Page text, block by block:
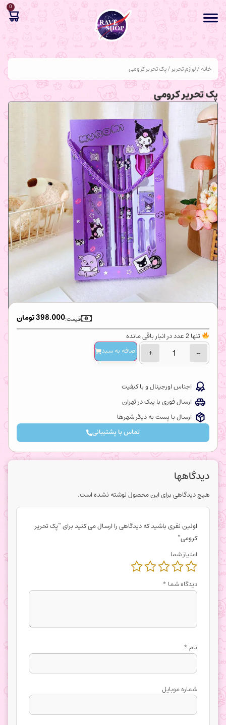
0
خانه/لوازم تحریر/ پک تحریر کرومی
پک تحریر کرومی
398.000تومان قیمت:
تنها 2 عدد در انبار باقی مانده
−
+ اضافه‌ به سبد
اجناس اورجینال و با کیفیت
ارسال فوری با پیک در تهران
ارسال با پست به دیگر شهرها
تماس با پشتیبانی
دیدگاهها
هیچ دیدگاهی برای این محصول نوشته نشده است.
اولین نفری باشید که دیدگاهی را ارسال می کنید برای “پک تحریر
کرومی”
امتیاز شما
دیدگاه شما *
نام*
شماره موبایل